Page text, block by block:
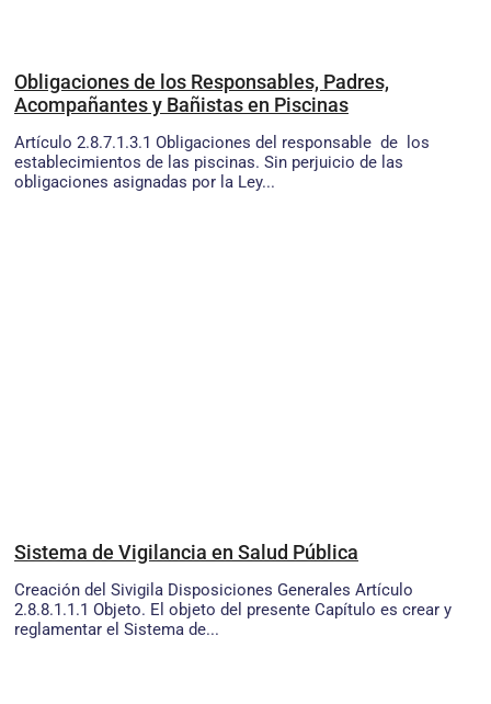
Obligaciones de los Responsables, Padres,
Acompañantes y Bañistas en Piscinas
Artículo 2.8.7.1.3.1 Obligaciones del responsable de los
establecimientos de las piscinas. Sin perjuicio de las
obligaciones asignadas por la Ley...
Sistema de Vigilancia en Salud Pública
Creación del Sivigila Disposiciones Generales Artículo
2.8.8.1.1.1 Objeto. El objeto del presente Capítulo es crear y
reglamentar el Sistema de...